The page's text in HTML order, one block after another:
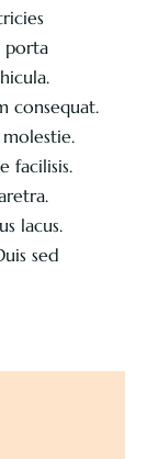
porta
consequat.
facilisis.
lacus.
sed